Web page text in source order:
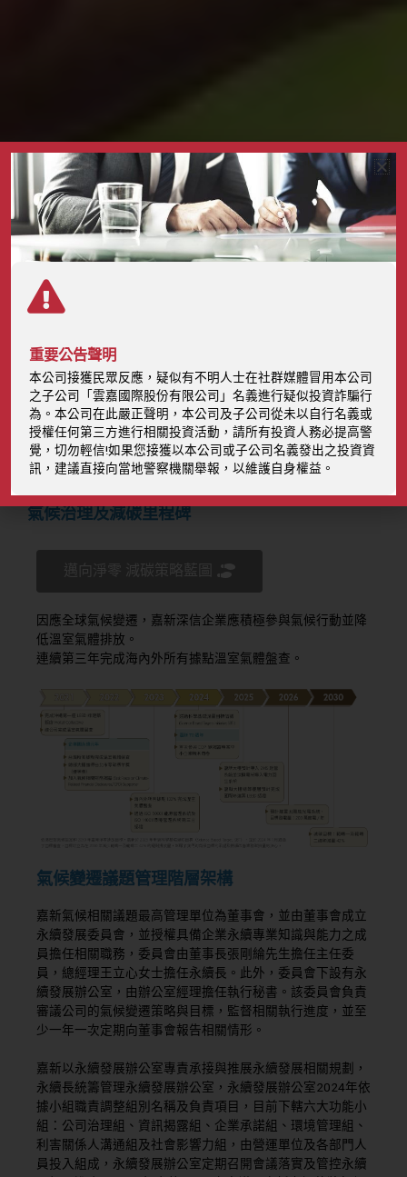
氣候變遷風險與機會
首頁 ESG 氣候變遷風險與機會
氣候治理
氣候治理及減碳里程碑
邁向淨零 減碳策略藍圖
因應全球氣候變遷，嘉新深信企業應積極參與氣候行動並降
低溫室氣體排放。
連續第三年完成海內外所有據點溫室氣體盤查。
氣候變遷議題管理階層架構
嘉新氣候相關議題最高管理單位為董事會，並由董事會成立
永續發展委員會，並授權具備企業永續專業知識與能力之成
員擔任相關職務，委員會由董事長張剛綸先生擔任主任委
員，總經理王立心女士擔任永續長。此外，委員會下設有永
續發展辦公室，由辦公室經理擔任執行秘書。該委員會負責
審議公司的氣候變遷策略與目標，監督相關執行進度，並至
少一年一次定期向董事會報告相關情形。
嘉新以永續發展辦公室專責承接與推展永續發展相關規劃，
永續長統籌管理永續發展辦公室，永續發展辦公室2024年依
據小組職責調整組別名稱及負責項目，目前下轄六大功能小
組：公司治理組、資訊揭露組、企業承諾組、環境管理組、
利害關係人溝通組及社會影響力組，由營運單位及各部門人
員投入組成，永續發展辦公室定期召開會議落實及管控永續
重要公告聲明
本公司接獲民眾反應，疑似有不明人士在社群媒體冒用本公司
之子公司「雲嘉國際股份有限公司」名義進行疑似投資詐騙行
為。本公司在此嚴正聲明，本公司及子公司從未以自行名義或
授權任何第三方進行相關投資活動，請所有投資人務必提高警
覺，切勿輕信!如果您接獲以本公司或子公司名義發出之投資資
訊，建議直接向當地警察機關舉報，以維護自身權益。